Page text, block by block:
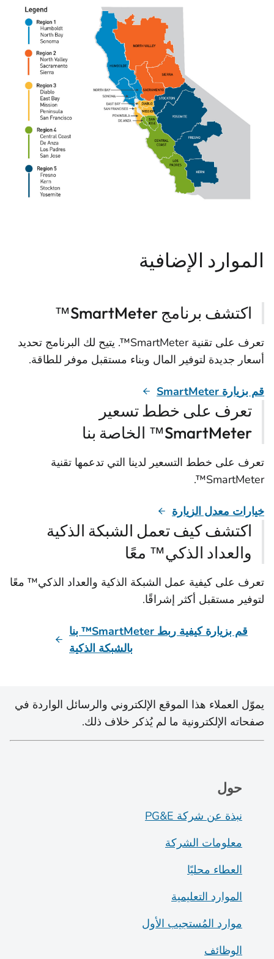
الموارد الإضافية
اكتشف برنامج SmartMeter™
تعرف على تقنية SmartMeter™. يتيح لك البرنامج تحديد
أسعار جديدة لتوفير المال وبناء مستقبل موفر للطاقة.
قم بزيارة SmartMeter
تعرف على خطط تسعير
SmartMeter™ الخاصة بنا
تعرف على خطط التسعير لدينا التي تدعمها تقنية
SmartMeter™.
خيارات معدل الزيارة
اكتشف كيف تعمل الشبكة الذكية
والعداد الذكي™ معًا
تعرف على كيفية عمل الشبكة الذكية والعداد الذكي™ معًا
لتوفير مستقبل أكثر إشراقًا.
قم بزيارة كيفية ربط SmartMeter™ بنا
بالشبكة الذكية
يموّل العملاء هذا الموقع الإلكتروني والرسائل الواردة في
صفحاته الإلكترونية ما لم يُذكر خلاف ذلك.
حول
نبذة عن شركة PG&E
معلومات الشركة
العطاء محليًا
الموارد التعليمية
موارد المُستجيب الأول
الوظائف